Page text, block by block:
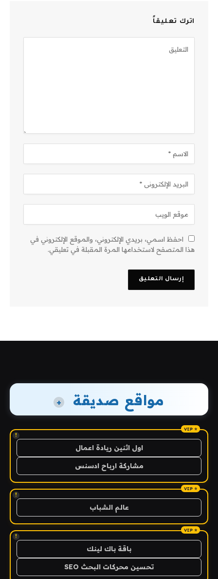
اترك تعليقاً
احفظ اسمي، بريدي الإلكتروني، والموقع الإلكتروني في
هذا المتصفح لاستخدامها المرة المقبلة في تعليقي.
مواقع صديقة +
!
اول اثنين ريادة اعمال
مشاركة ارباح ادسنس
!
عالم الشباب
!
باقة باك لينك
تحسين محركات البحث SEO